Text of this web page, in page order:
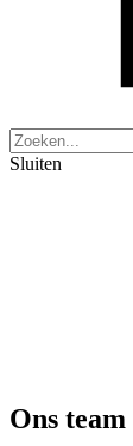
naar:
Sluiten
Ons